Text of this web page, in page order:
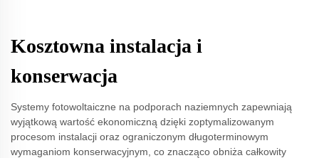
Kosztowna instalacja i
konserwacja
Systemy fotowoltaiczne na podporach naziemnych zapewniają
wyjątkową wartość ekonomiczną dzięki zoptymalizowanym
procesom instalacji oraz ograniczonym długoterminowym
wymaganiom konserwacyjnym, co znacząco obniża całkowity